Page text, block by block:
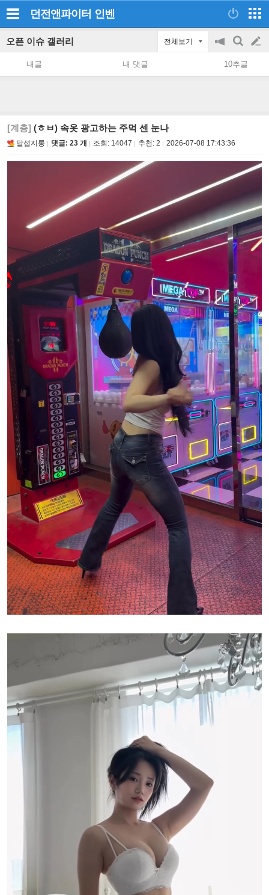
던전앤파이터 인벤
오픈 이슈 갤러리 전체보기
공
지
on/off
검
색
글
쓰
내글 내 댓글 10추글
[계층] (ㅎㅂ) 속옷 광고하는 주먹 센 눈나
달섭지롱 댓글: 23 개 조회: 14047 추천: 2 2026-07-08 17:43:36